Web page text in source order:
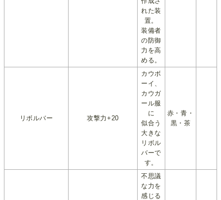
れた装
置。
装備者
の防御
力を高
める。
リボルバー 攻撃力+20
カウボ
ーイ、
カウガ
ール服
に
似合う
大きな
リボル
バーで
す。
赤・青・
黒・茶
不思議
な力を
感じる